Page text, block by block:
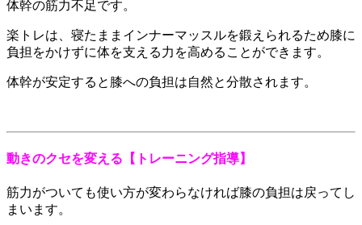
体幹の筋力不足です。
楽トレは、寝たままインナーマッスルを鍛えられるため膝に
負担をかけずに体を支える力を高めることができます。
体幹が安定すると膝への負担は自然と分散されます。
動きのクセを変える【トレーニング指導】
筋力がついても使い方が変わらなければ膝の負担は戻ってし
まいます。